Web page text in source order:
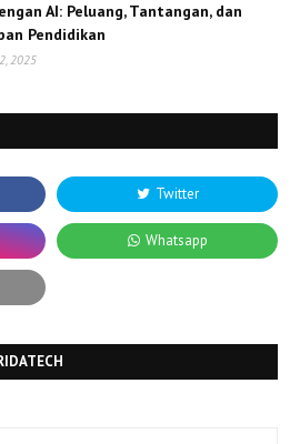
AI: Peluang, Tantangan, dan
Pendidikan
2025